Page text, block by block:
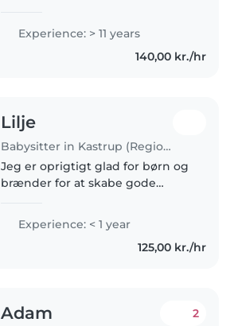
vuggestue i Ørestad i Kø jeg ikke
Experience: > 11 years
140,00 kr./hr
Lilje
Babysitter in Kastrup (Region Hovedstaden)
Jeg er oprigtigt glad for børn og
brænder for at skabe gode
med børnepasning af aldre fra 5-
12 år. kæledyr og lette pligter.
Kontakt mig for en hyggelig..
Experience: < 1 year
125,00 kr./hr
Adam 2